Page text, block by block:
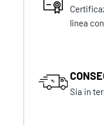
linea
Sia in